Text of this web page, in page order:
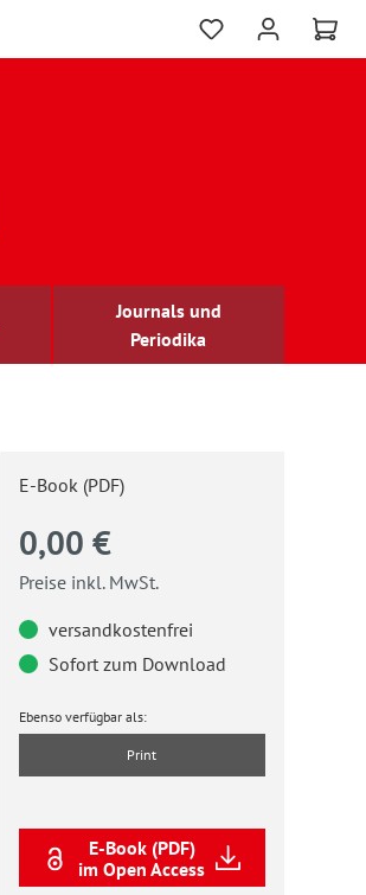
Journals und
Periodika
E-Book (PDF)
0,00 €
Preise inkl. MwSt.
versandkostenfrei
Sofort zum Download
Ebenso verfügbar als:
Print
E-Book (PDF)
im Open Access